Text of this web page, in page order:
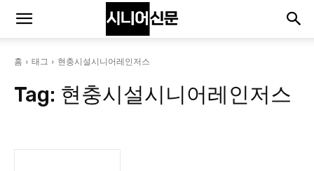
홈 태그 현충시설시니어레인저스
Tag: 현충시설시니어레인저스